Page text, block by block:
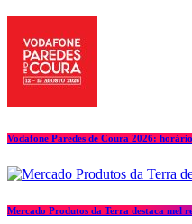
Vodafone Paredes de Coura 2026:
Mercado Produtos da Terra destaca mel